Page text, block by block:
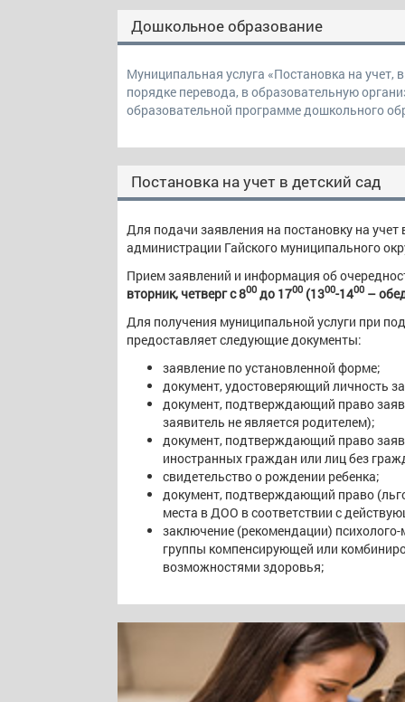
Дошкольное образование
Муниципальная услуга «Постановка на
порядке перевода, в образовательную
образовательной программе дошкольного
Постановка на учет в детский сад
Для подачи заявления на постановку на
администрации Гайского муниципального
Прием заявлений и информация об
вторник, четверг с 800 до 1700 (1300-1400 –
Для получения муниципальной услуги при
предоставляет следующие документы:
заявление по установленной форме;
документ, удостоверяющий личность
документ, подтверждающий право
заявитель не является родителем);
документ, подтверждающий право
иностранных граждан или лиц без
свидетельство о рождении ребенка;
документ, подтверждающий право
места в ДОО в соответствии с
заключение (рекомендации)
группы компенсирующей или
возможностями здоровья;